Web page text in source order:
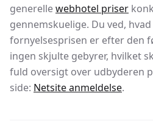
generellewebhotel priser
gennemskuelige. Du ved,
fornyelsesprisen er efter den
ingen skjulte gebyrer, hvilket
fuld oversigt over udbyderen
side: Netsite anmeldelse.